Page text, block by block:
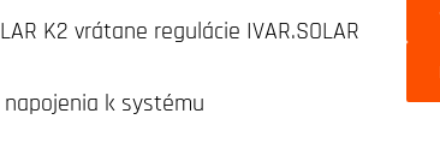
K2 vrátane regulácie IVAR.SOLAR
napojenia k systému